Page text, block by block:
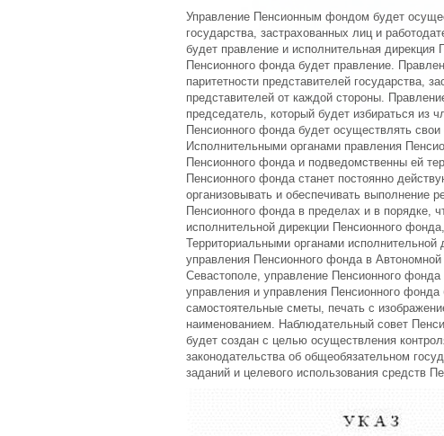
Управление Пенсионным фондом будет
государства, застрахованных лиц и
будет правление и исполнительная
Пенсионного фонда будет правление.
паритетности представителей государства,
представителей от каждой стороны.
председатель, который будет избираться из
Пенсионного фонда будет осуществлять
Исполнительными органами правления
Пенсионного фонда и подведомственны ей
Пенсионного фонда станет постоянно
организовывать и обеспечивать выполнение
Пенсионного фонда в пределах и в порядке,
исполнительной дирекции Пенсионного
Территориальными органами
управления Пенсионного фонда в
Севастополе, управление Пенсионного
управления и управления Пенсионного
самостоятельные сметы, печать с
наименованием. Наблюдательный совет
будет создан с целью осуществления
законодательства об общеобязательном
заданий и целевого использования средств